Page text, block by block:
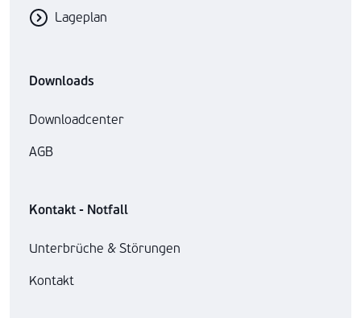
Lageplan
Downloads
Downloadcenter
AGB
Kontakt - Notfall
Unterbrüche & Störungen
Kontakt